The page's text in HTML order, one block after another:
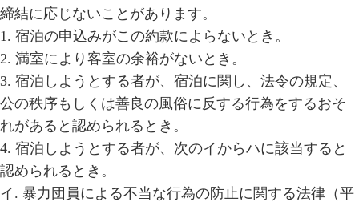
締結に応じないことがあります。
1. 宿泊の申込みがこの約款によらないとき。
2. 満室により客室の余裕がないとき。
3. 宿泊しようとする者が、宿泊に関し、法令の規定、
公の秩序もしくは善良の風俗に反する行為をするおそ
れがあると認められるとき。
4. 宿泊しようとする者が、次のイからハに該当すると
認められるとき。
イ. 暴力団員による不当な行為の防止に関する法律（平